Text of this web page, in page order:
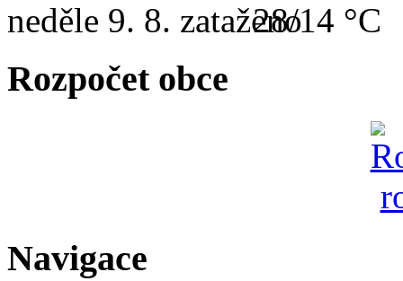
neděle 9. 8. 28/14 °C
Rozpočet obce
Navigace